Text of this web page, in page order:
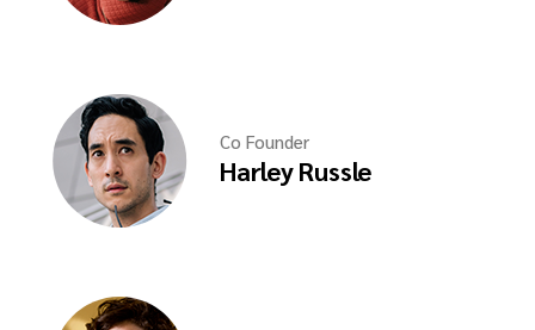
Co Founder
Harley Russle